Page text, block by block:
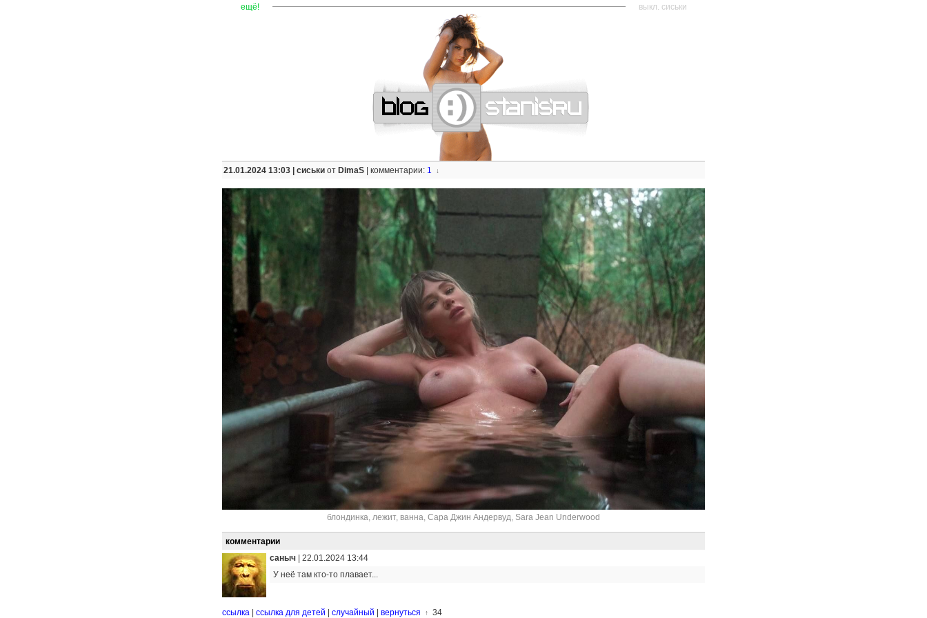
ещё! ———————————————————————————————— выкл. сиськи
21.01.2024 13:03 | сиськи от DimaS комментарии: 1 ↓
блондинка, лежит, ванна, Сара Джин Андервуд, Sara Jean Underwood
комментарии
саныч
22.01.2024 13:44
У неё там кто-то плавает...
ссылка ссылка для детей случайный вернуться ↑ 34